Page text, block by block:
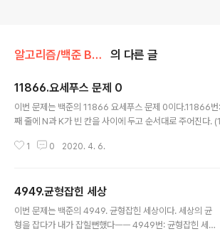
알고리즘/백준 BAEK JOON 의 다른 글
11866.요세푸스 문제 0
이번 문제는 백준의 11866 요세푸스 문제 0이다.11866
째 줄에 N과 K가 빈 칸을 사이에 두고 순서대로 주어진다.
어야하나 하는 생각을 했고굳이 그럴 필요가 없다고 생각해
ce std; int main() { int n, k; cin >> n >> k; // 길이와 K
ueq; // queue for(int i=1; i
1 0 2020. 4. 6.
4949.균형잡힌 세상
이번 문제는 백준의 4949. 균형잡힌 세상이다. 세상의 균
형을 잡다가 내가 잡힐뻔했다ㅡㅡ 4949번: 균형잡힌 세상